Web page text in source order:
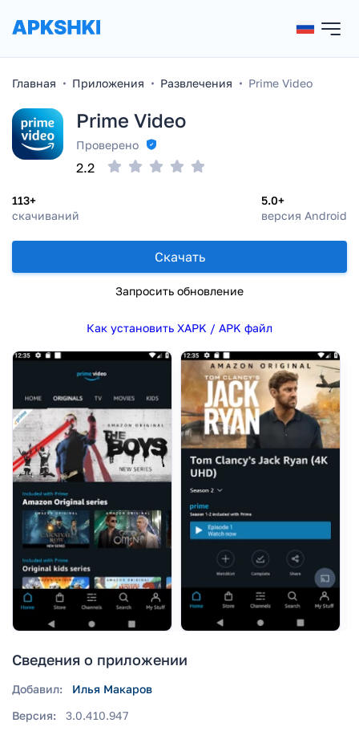
Главная Приложения Развлечения Prime Video
Prime Video
Проверено
113+
скачиваний
5.0+
версия Android
2.2
Скачать
Запросить обновление
Как установить XAPK / APK файл
Сведения о приложении
Добавил:
Илья Макаров
Версия:
3.0.410.947